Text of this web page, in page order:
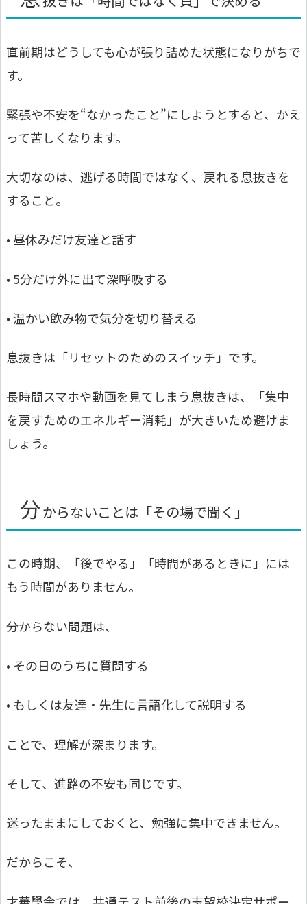
直前期はどうしても心が張り詰めた状態になりがちで
す。
緊張や不安を“なかったこと”にしようとすると、かえ
って苦しくなります。
大切なのは、逃げる時間ではなく、戻れる息抜きを
すること。
• 昼休みだけ友達と話す
• 5分だけ外に出て深呼吸する
• 温かい飲み物で気分を切り替える
息抜きは「リセットのためのスイッチ」です。
長時間スマホや動画を見てしまう息抜きは、「集中
を戻すためのエネルギー消耗」が大きいため避けま
しょう。
分からないことは「その場で聞く」
この時期、「後でやる」「時間があるときに」には
もう時間がありません。
分からない問題は、
• その日のうちに質問する
• もしくは友達・先生に言語化して説明する
ことで、理解が深まります。
そして、進路の不安も同じです。
迷ったままにしておくと、勉強に集中できません。
だからこそ、